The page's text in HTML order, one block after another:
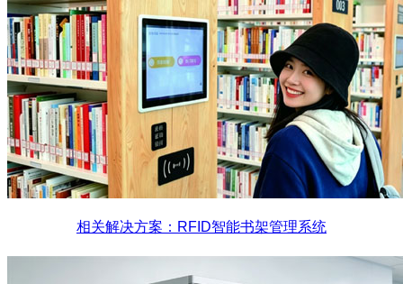
相关解决方案：RFID智能书架管理系统